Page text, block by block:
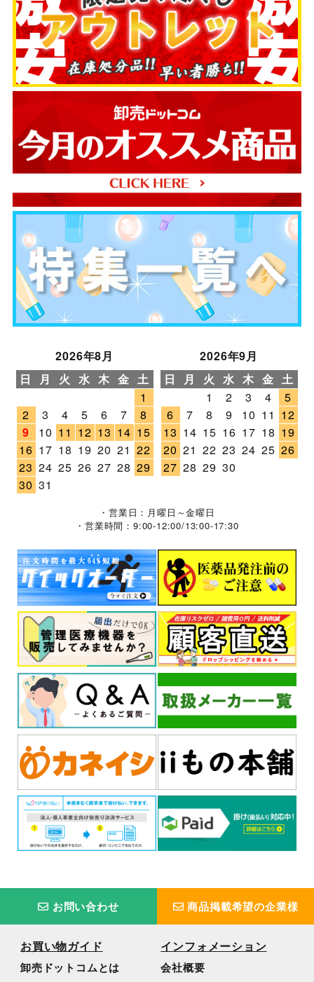
2026年8月
日
月 火 水 木 金 土
1
2
3 4 5 6 7
8
9
10 11 12 13 14 15
16 17 18 19 20 21 22
23 24 25 26 27 28 29
30 31
2026年9月
日
月 火 水 木 金 土
1
2 3 4
5
6
7 8 9 10 11 12
13 14 15 16 17 18 19
20 21 22 23 24 25 26
27 28 29 30
・営業日：月曜日～金曜日
・営業時間：9:00-12:00/13:00-17:30
お問い合わせ 商品掲載希望の企業様
お買い物ガイド
卸売ドットコムとは
インフォメーション
会社概要